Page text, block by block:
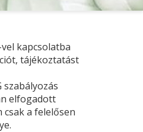
vel kapcsolatba
tájékoztatást
szabályozás
elfogadott
csak a felelősen